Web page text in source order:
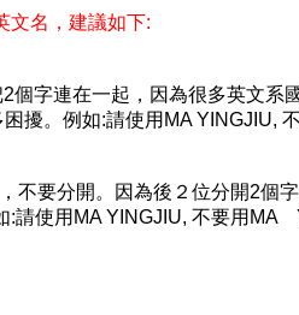
文名，建議如下:
個字連在一起，因為很多英文系
擾。例如:請使用MA YINGJIU,
不要分開。因為後２位分開2個
:請使用MA YINGJIU, 不要用